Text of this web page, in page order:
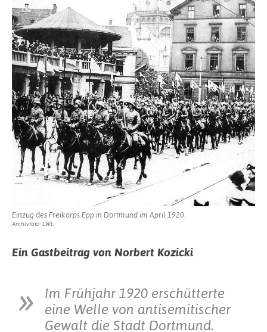
im
Jahr
1920:
in
Einzug des Freikorps Epp in Dortmund im April 1920.
Archivfoto: LWL
Ein Gastbeitrag von Norbert Kozicki
Im Frühjahr 1920 erschütterte
eine Welle von antisemitischer
Gewalt die Stadt Dortmund.